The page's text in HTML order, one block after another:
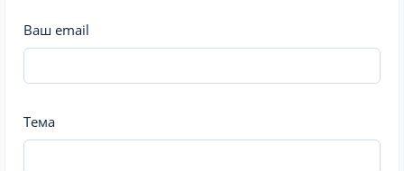
Ваш email
Тема